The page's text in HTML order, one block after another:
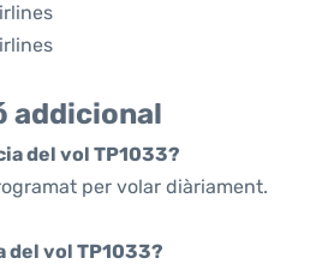
addicional
del vol TP1033?
per volar diàriament.
del vol TP1033?